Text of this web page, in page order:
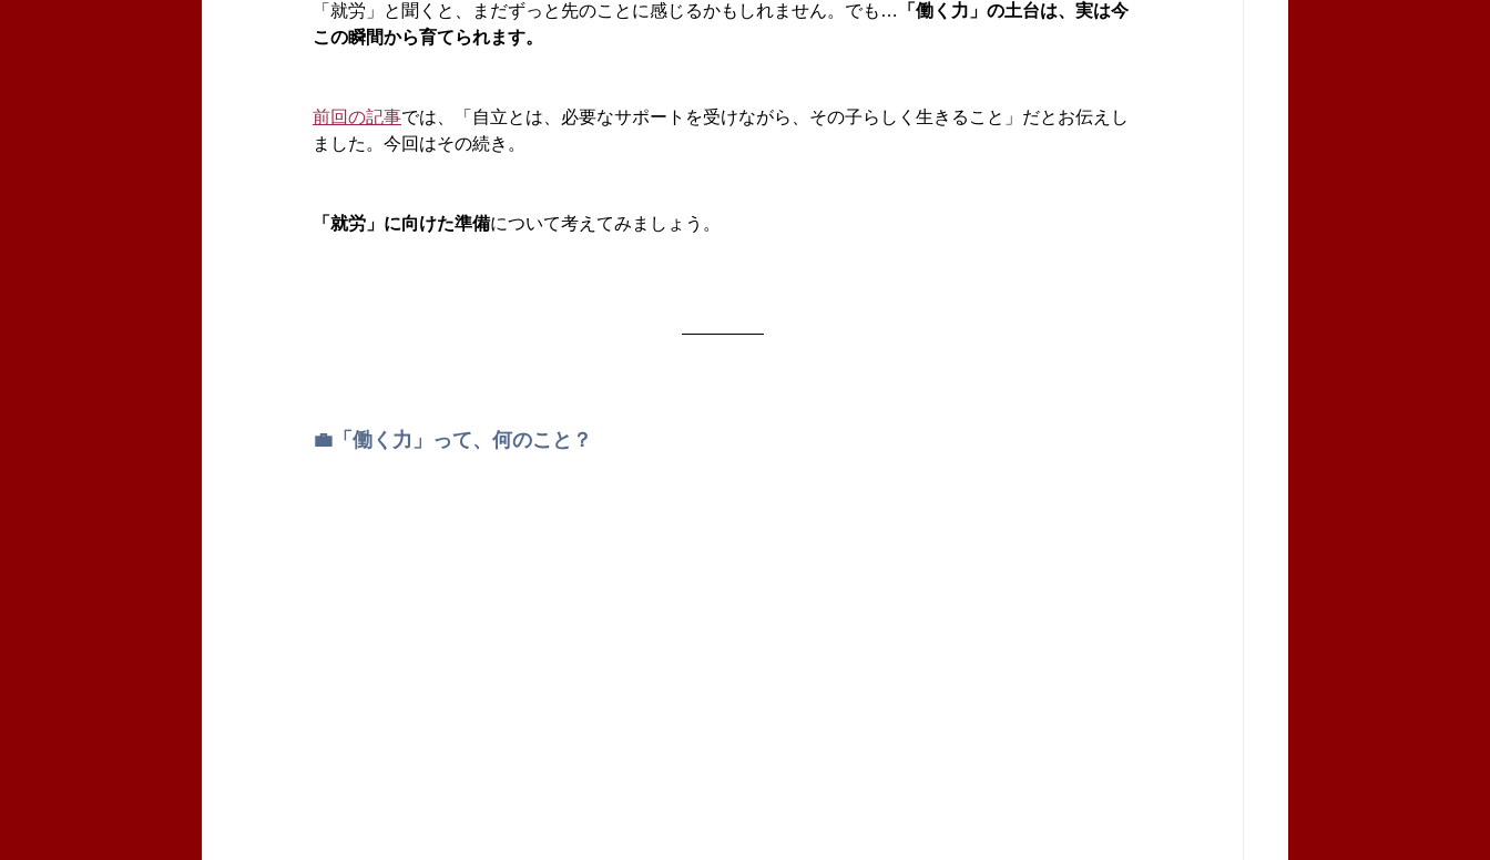
「就労」と聞くと、まだずっと先のことに感じるかもしれません。でも…
「働く力」の土台は、実は今
この瞬間から育てられます。
前回の記事では、「自立とは、必要なサポートを受けながら、その子らしく生きること」だとお伝えし
ました。今回はその続き。
「就労」に向けた準備について考えてみましょう。
💼「働く力」って、何のこと？